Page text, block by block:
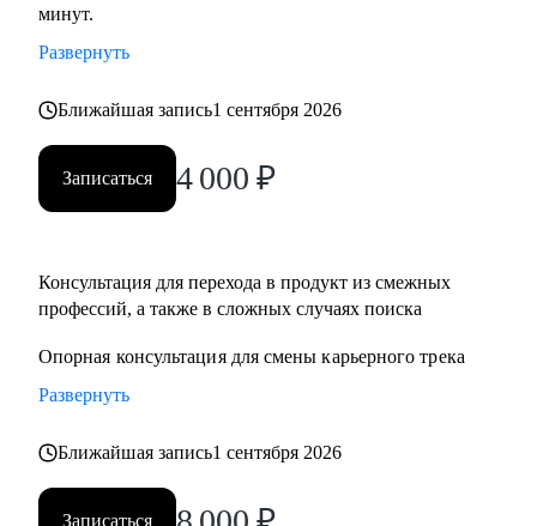
развитие бизнеса, дизайн), переходящим в управление
продуктом.
• Владельцам стартапа.
минут.
Развернуть
Ближайшая запись1 сентября 2026
Записаться 4 000 ₽
Консультация для перехода в продукт из смежныx
профессий, а также в сложных случаях поиска
Опорная консультация для смены карьерного трека
Развернуть
Ближайшая запись1 сентября 2026
Записаться